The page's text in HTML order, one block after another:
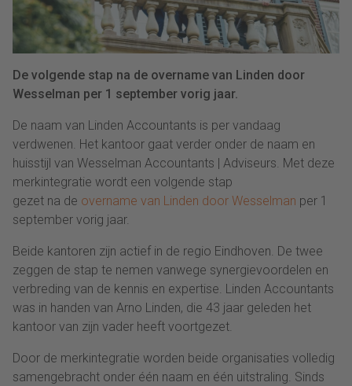
De volgende stap na de overname van Linden door
Wesselman per 1 september vorig jaar.
De naam van Linden Accountants is per vandaag
verdwenen. Het kantoor gaat verder onder de naam en
huisstijl van Wesselman Accountants | Adviseurs. Met deze
merkintegratie wordt een volgende stap
gezet na de overname van Linden door Wesselman per 1
september vorig jaar.
Beide kantoren zijn actief in de regio Eindhoven. De twee
zeggen de stap te nemen vanwege synergievoordelen en
verbreding van de kennis en expertise. Linden Accountants
was in handen van Arno Linden, die 43 jaar geleden het
kantoor van zijn vader heeft voortgezet.
Door de merkintegratie worden beide organisaties volledig
samengebracht onder één naam en één uitstraling. Sinds